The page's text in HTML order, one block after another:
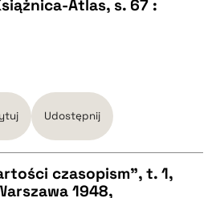
Atlas, s. 67 :
Udostępnij
czasopism", t. 1,
1948,